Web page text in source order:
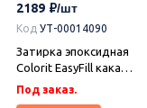
2189
Код УТ-00014090
Затирка эпоксидная
Colorit EasyFill какао 1
кг, Плитонит
Под заказ.